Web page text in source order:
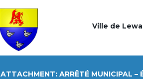
Ville de
ATTACHMENT: ARRÊTÉ MUNICIPAL –